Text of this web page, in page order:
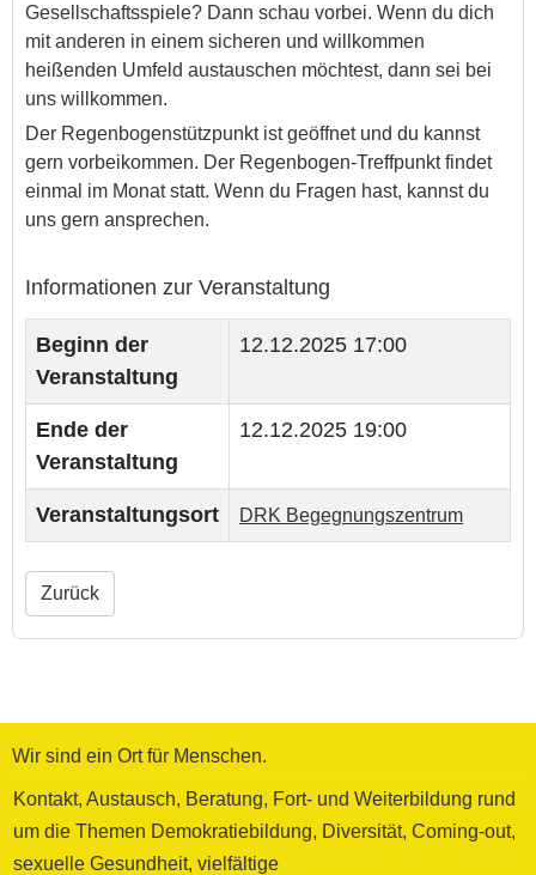
Gesellschaftsspiele? Dann schau vorbei. Wenn du dich
mit anderen in einem sicheren und willkommen
heißenden Umfeld austauschen möchtest, dann sei bei
uns willkommen.
Der Regenbogenstützpunkt ist geöffnet und du kannst
gern vorbeikommen. Der Regenbogen-Treffpunkt findet
einmal im Monat statt. Wenn du Fragen hast, kannst du
uns gern ansprechen.
Informationen zur Veranstaltung
Beginn der
Veranstaltung
12.12.2025 17:00
Ende der
Veranstaltung
12.12.2025 19:00
Veranstaltungsort DRK Begegnungszentrum
Zurück
Wir sind ein Ort für Menschen.
Kontakt, Austausch, Beratung, Fort- und Weiterbildung rund
um die Themen Demokratiebildung, Diversität, Coming-out,
sexuelle Gesundheit, vielfältige